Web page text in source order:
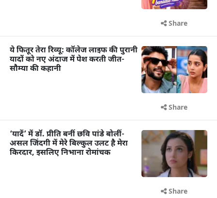
Share
ये फितूर तेरा रिव्यू: कॉलेज लाइफ की पुरानी
यादों को नए अंदाज में पेश करती जीत-
सौम्या की कहानी
Share
‘यादें’ में डॉ. प्रीति बनीं छवि पांडे बोलीं-
असल जिंदगी में मेरे बिल्कुल उलट है मेरा
किरदार, इसलिए निभाना रोमांचक
Share